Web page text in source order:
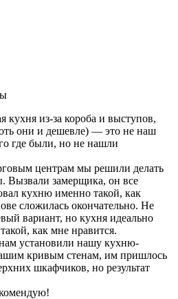
кухня из-за короба и выступов,
они и дешевле) — это не наш
где были, но не нашли
центрам мы решили делать
Вызвали замерщика, он все
кухню именно такой, как
сложилась окончательно. Не
вариант, но кухня идеально
как мне нравится.
установили нашу кухню-
кривым стенам, им пришлось
шкафчиков, но результат